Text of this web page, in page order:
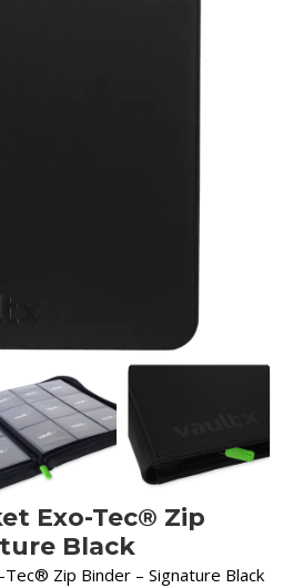
Exo-Tec® Zip
Black
Zip Binder – Signature Black